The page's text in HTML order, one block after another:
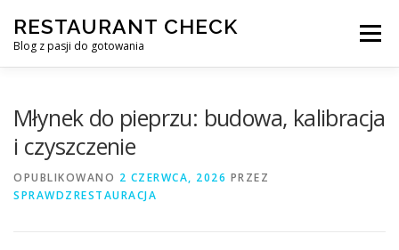
treści
RESTAURANT CHECK
Blog z pasji do gotowania
Menu
Młynek do pieprzu: budowa, kalibracja
i czyszczenie
OPUBLIKOWANO 2 CZERWCA, 2026 PRZEZ
SPRAWDZRESTAURACJA